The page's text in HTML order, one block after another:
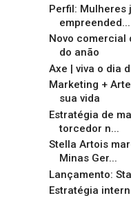
Perfil: Mulheres
empreended...
Novo comercial
do anão
Axe | viva o dia
Marketing +
sua vida
Estratégia de
torcedor n...
Stella Artois
Minas Ger...
Lançamento:
Estratégia